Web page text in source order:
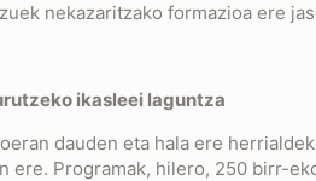
nekazaritzako formazioa ere
ikasleei laguntza
dauden eta hala ere
ere. Programak, hilero, 250 birr-